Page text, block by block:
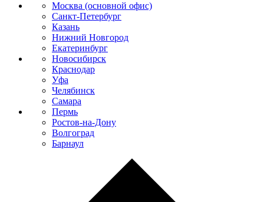
Москва (основной офис)
Санкт-Петербург
Казань
Нижний Новгород
Екатеринбург
Новосибирск
Краснодар
Уфа
Челябинск
Самара
Пермь
Ростов-на-Дону
Волгоград
Барнаул